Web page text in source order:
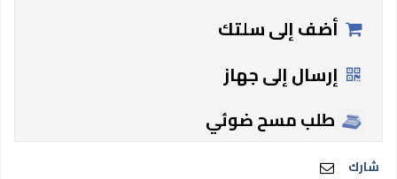
أضف إلى سلتك
إرسال إلى جهاز
طلب مسح ضوئي
شارك